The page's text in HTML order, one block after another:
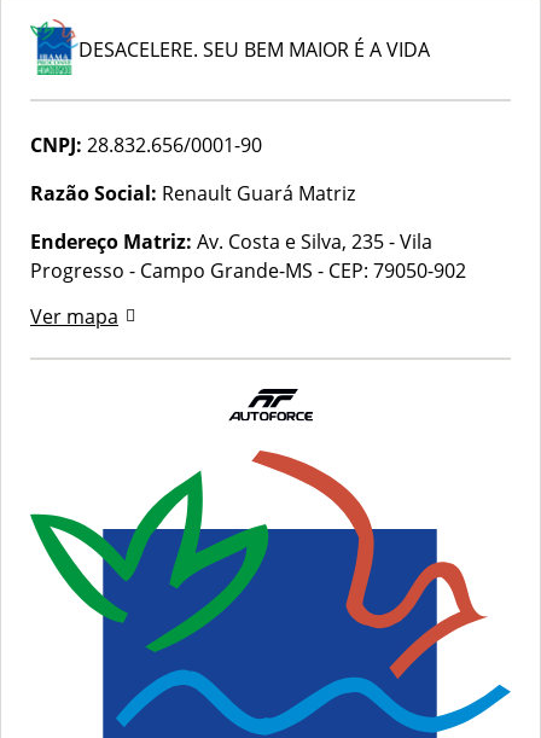
DESACELERE. SEU BEM MAIOR É A VIDA
CNPJ: 28.832.656/0001-90
Razão Social: Renault Guará Matriz
Endereço Matriz: Av. Costa e Silva, 235 - Vila
Progresso - Campo Grande-MS - CEP: 79050-902
Ver mapa